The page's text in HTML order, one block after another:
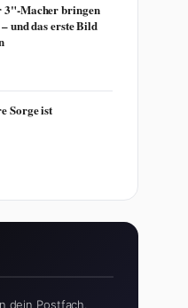
Macher bringen
und das erste Bild
Sorge ist
dein Postfach.